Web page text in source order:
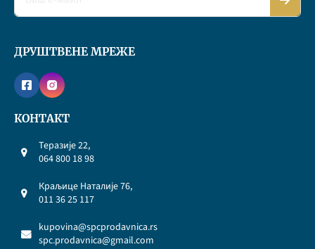
ДРУШТВЕНЕ МРЕЖЕ
КОНТАКТ
Теразије 22,
064 800 18 98
Краљице Наталије 76,
011 36 25 117
kupovina@spcprodavnica.rs
spc.prodavnica@gmail.com